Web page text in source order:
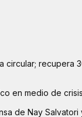
circular; recupera
en medio de
de Nay Salvatori